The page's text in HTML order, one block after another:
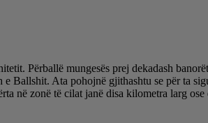
Përballë mungesës prej dekadash
Ballshit. Ata pohojnë gjithashtu se për ta
në zonë të cilat janë disa kilometra larg